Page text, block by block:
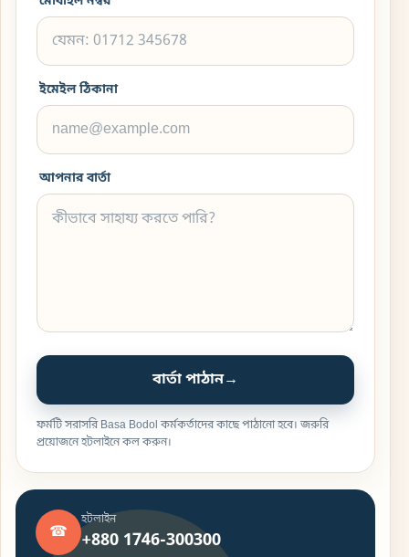
ইমেইল ঠিকানা
আপনার বার্তা
বার্তা পাঠান→
ফর্মটি সরাসরি Basa Bodol কর্মকর্তাদের কাছে পাঠানো হবে। জরুরি
প্রয়োজনে হটলাইনে কল করুন।
☎
হটলাইন
+880 1746-300300